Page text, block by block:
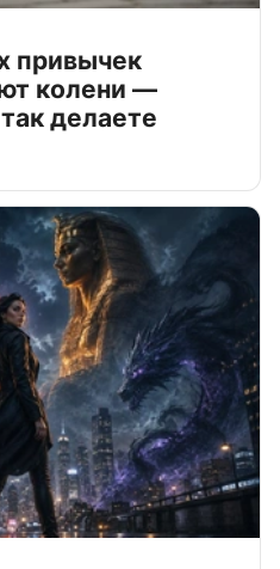
привычек
колени —
делаете